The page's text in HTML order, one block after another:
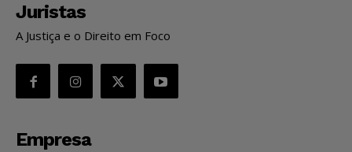
Juristas
A Justiça e o Direito em Foco
Empresa